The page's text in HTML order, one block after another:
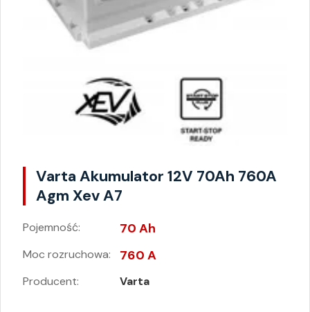
Varta Akumulator 12V 70Ah 760A
Agm Xev A7
Pojemność: 70 Ah
Moc rozruchowa: 760 A
Producent: Varta